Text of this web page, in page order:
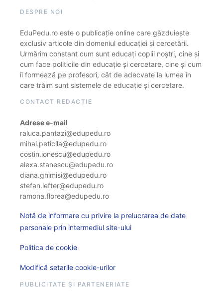
DESPRE NOI
EduPedu.ro este o publicație online care găzduiește
exclusiv articole din domeniul educației și cercetării.
Urmărim constant cum sunt educați copiii noștri, cine și
cum face politicile din educație și cercetare, cine și cum
îi formează pe profesori, cât de adecvate la lumea în
care trăim sunt sistemele de educație și cercetare.
CONTACT REDACȚIE
Adrese e-mail
raluca.pantazi@edupedu.ro
mihai.peticila@edupedu.ro
costin.ionescu@edupedu.ro
alexa.stanescu@edupedu.ro
diana.ghimisi@edupedu.ro
stefan.lefter@edupedu.ro
ramona.florea@edupedu.ro
Notă de informare cu privire la prelucrarea de date
personale prin intermediul site-ului
Politica de cookie
Modifică setarile cookie-urilor
PUBLICITATE ȘI PARTENERIATE